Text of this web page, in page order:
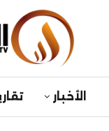
الأخبار